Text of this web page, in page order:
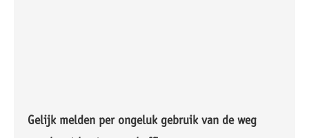
Gelijk melden per ongeluk gebruik van de weg